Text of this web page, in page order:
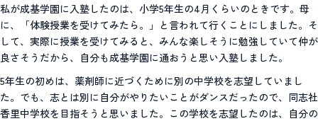
私が成基学園に入塾したのは、小学5年生の4月くらいのときです。母
に、「体験授業を受けてみたら。」と言われて行くことにしました。そ
して、実際に授業を受けてみると、みんな楽しそうに勉強していて仲が
良さそうだから、自分も成基学園に通おうと思い入塾しました。
5年生の初めは、薬剤師に近づくために別の中学校を志望していまし
た。でも、志とは別に自分がやりたいことがダンスだったので、同志社
香里中学校を目指そうと思いました。この学校を志望したのは、自分の